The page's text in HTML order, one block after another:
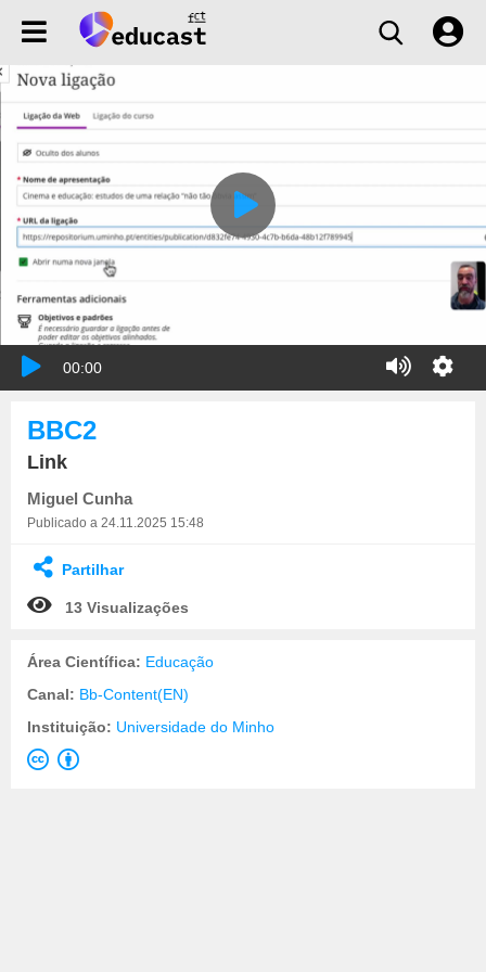
00:00
BBC2
Link
Miguel Cunha
Publicado a 24.11.2025 15:48
Partilhar
13 Visualizações
Área Científica: Educação
Canal: Bb-Content(EN)
Instituição: Universidade do Minho